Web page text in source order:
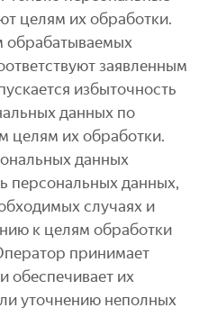
целям их обработки.
обрабатываемых
заявленным
избыточность
данных по
целям их обработки.
данных
персональных данных,
случаях и
к целям обработки
принимает
обеспечивает их
уточнению неполных